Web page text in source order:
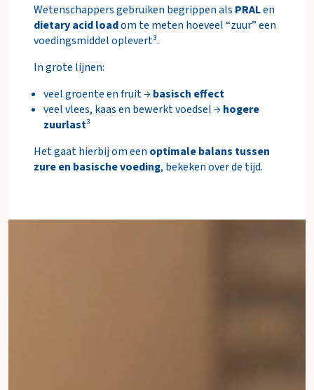
Wetenschappers gebruiken begrippen als PRALen
dietary acid loadom te meten hoeveel “zuur” een
voedingsmiddel oplevert³.
In grote lijnen:
veel groente en fruit →basisch effect
veel vlees, kaas en bewerkt voedsel →hogere
zuurlast³
Het gaat hierbij om een optimale balans tussen
zure en basische voeding, bekeken over de tijd.